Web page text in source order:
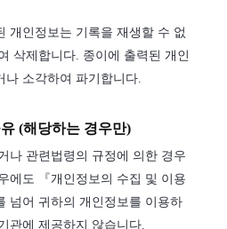
개인정보는 기록을 재생할 수 없
삭제합니다. 종이에 출력된 개인
소각하여 파기합니다.
(해당하는 경우만)
나 관련법령의 규정에 의한 경우
에도 『개인정보의 수집 및 이용
넘어 귀하의 개인정보를 이용하
관에 제공하지 않습니다.